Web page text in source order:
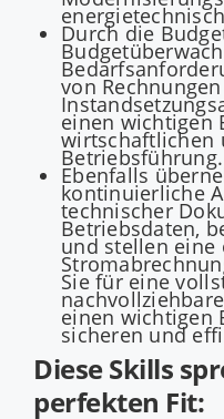
Durch die
von
einen wichtigen
wirtschaftlichen
Betriebsführung.
Ebenfalls
kontinuierliche
technischer
Betriebsdaten,
und stellen eine
Sie für eine
einen wichtigen
sicheren und
Diese Skills
perfekten Fit: